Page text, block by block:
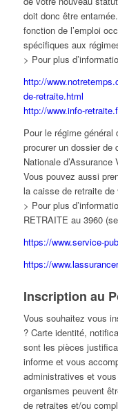
doit donc être
fonction de l’emploi
spécifiques aux
> Pour plus
http://
de-retraite.html
http://www.info-
Pour le régime
procurer un dossier de
Nationale d’Assurance
Vous pouvez aussi
la caisse de retraite
> Pour plus
RETRAITE au 3960
https://www.service-
https://
Inscription au
Vous souhaitez vous
? Carte identité,
sont les pièces
informe et vous
administratives et
organismes peuvent
de retraites et/ou